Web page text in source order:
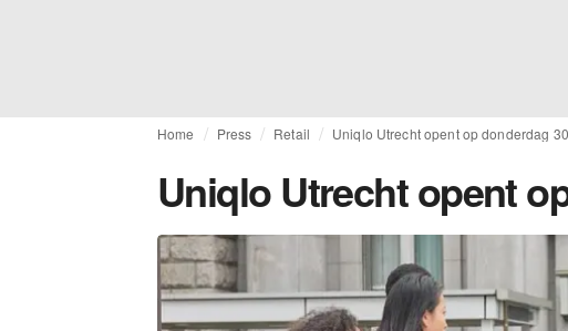
Home Press Retail Uniqlo Utrecht opent op donderdag
Uniqlo Utrecht opent